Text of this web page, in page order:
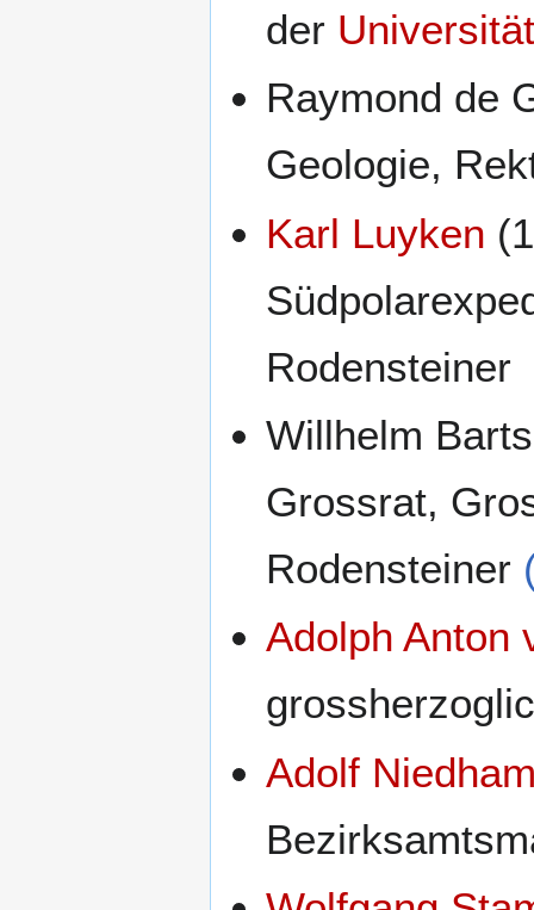
der
Raymond de
Geologie,
Karl Luyken
Rodensteiner
Willhelm
Grossrat,
Rodensteiner
Adolph Anton
Adolf